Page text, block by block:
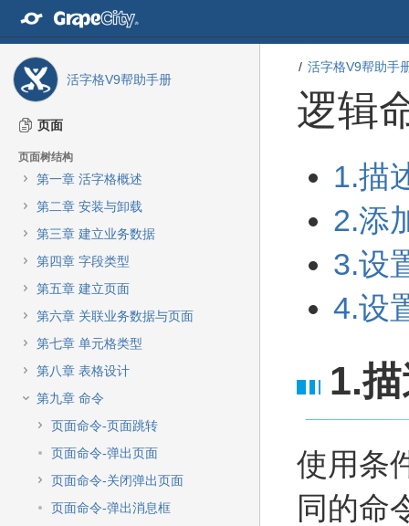
内
活字格V9帮助手册
页面
页面树结构
第一章 活字格概述
第二章 安装与卸载
第三章 建立业务数据
第四章 字段类型
第五章 建立页面
第六章 关联业务数据与页面
第七章 单元格类型
第八章 表格设计
第九章 命令
页面命令-页面跳转
页面命令-弹出页面
页面命令-关闭弹出页面
页面命令-弹出消息框
活字格V9帮助手
逻辑
1.描
2.添
3.设
4.设
1.
使用条
同的命